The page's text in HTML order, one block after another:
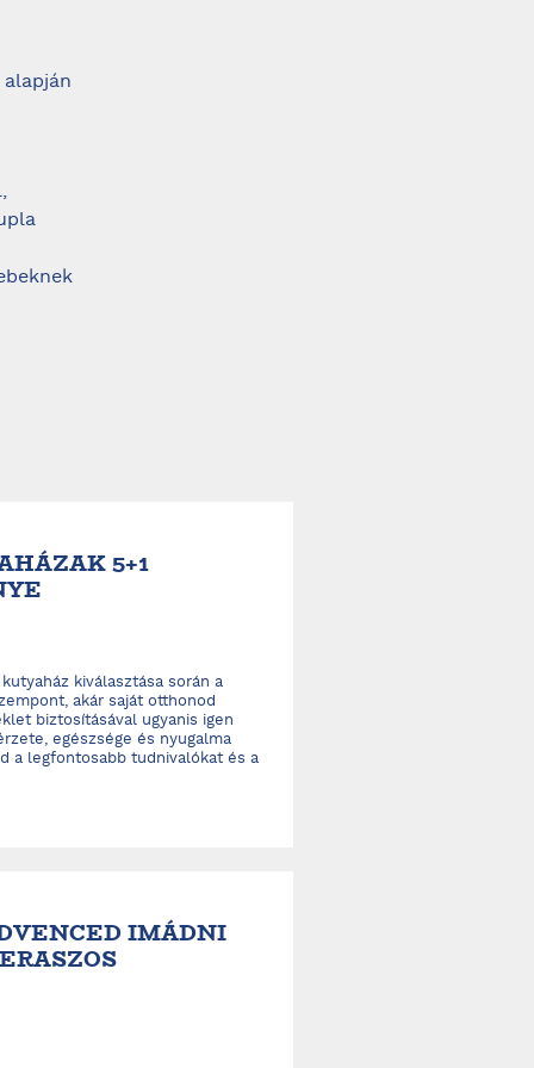
5+1
kiválasztása során a
akár saját otthonod
biztosításával ugyanis igen
egészsége és nyugalma
a legfontosabb tudnivalókat és a
IMÁDNI